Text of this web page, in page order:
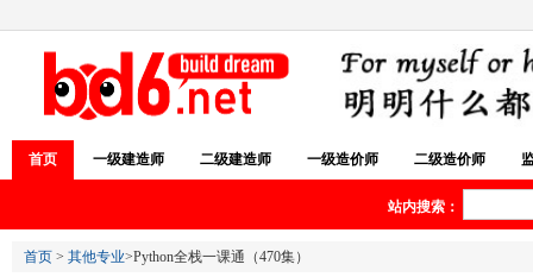
首页 一级建造师 二级建造师 一级造价师 二级造价师
站内搜索：
首页 > 其他专业>Python全栈一课通（470集）